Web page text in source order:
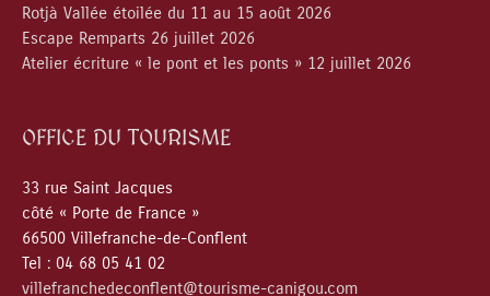
Rotjà Vallée étoilée du 11 au 15 août 2026
Escape Remparts 26 juillet 2026
Atelier écriture « le pont et les ponts » 12 juillet 2026
OFFICE DU TOURISME
33 rue Saint Jacques
côté « Porte de France »
66500 Villefranche-de-Conflent
Tel : 04 68 05 41 02
villefranchedeconflent@tourisme-canigou.com